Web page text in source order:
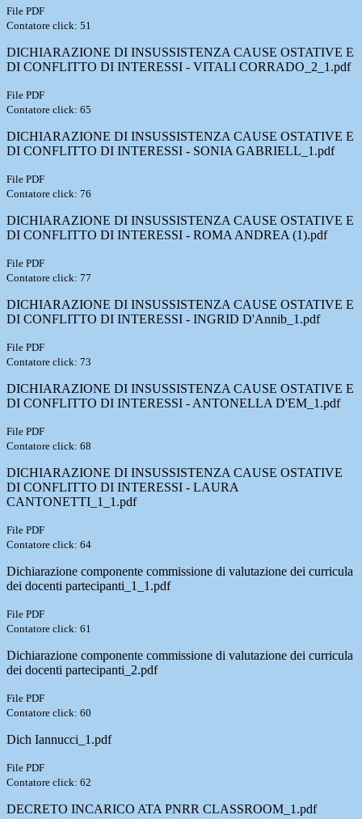
File PDF
Contatore click: 51
DICHIARAZIONE DI INSUSSISTENZA CAUSE OSTATIVE E
DI CONFLITTO DI INTERESSI - VITALI CORRADO_2_1.pdf
File PDF
Contatore click: 65
DICHIARAZIONE DI INSUSSISTENZA CAUSE OSTATIVE E
DI CONFLITTO DI INTERESSI - SONIA GABRIELL_1.pdf
File PDF
Contatore click: 76
DICHIARAZIONE DI INSUSSISTENZA CAUSE OSTATIVE E
DI CONFLITTO DI INTERESSI - ROMA ANDREA (1).pdf
File PDF
Contatore click: 77
DICHIARAZIONE DI INSUSSISTENZA CAUSE OSTATIVE E
DI CONFLITTO DI INTERESSI - INGRID D'Annib_1.pdf
File PDF
Contatore click: 73
DICHIARAZIONE DI INSUSSISTENZA CAUSE OSTATIVE E
DI CONFLITTO DI INTERESSI - ANTONELLA D'EM_1.pdf
File PDF
Contatore click: 68
DICHIARAZIONE DI INSUSSISTENZA CAUSE OSTATIVE
DI CONFLITTO DI INTERESSI - LAURA
CANTONETTI_1_1.pdf
File PDF
Contatore click: 64
Dichiarazione componente commissione di valutazione dei curricula
dei docenti partecipanti_1_1.pdf
File PDF
Contatore click: 61
Dichiarazione componente commissione di valutazione dei curricula
dei docenti partecipanti_2.pdf
File PDF
Contatore click: 60
Dich Iannucci_1.pdf
File PDF
Contatore click: 62
DECRETO INCARICO ATA PNRR CLASSROOM_1.pdf